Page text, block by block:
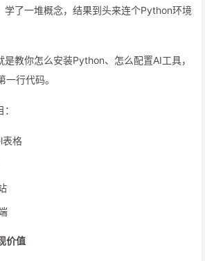
学了一堆概念，结果到头来连个Python环境
教你怎么安装Python、怎么配置AI工具，
行代码。
表格
价值